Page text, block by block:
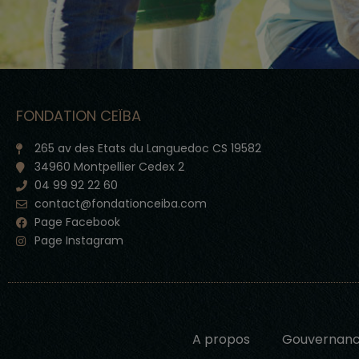
FONDATION CEÏBA
265 av des Etats du Languedoc CS 19582
34960 Montpellier Cedex 2
04 99 92 22 60
contact@fondationceiba.com
Page Facebook
Page Instagram
A propos